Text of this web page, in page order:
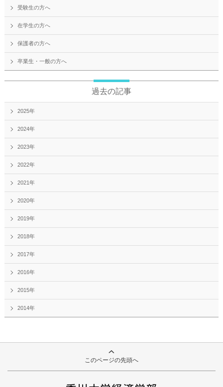
受験生の方へ
在学生の方へ
保護者の方へ
卒業生・一般の方へ
過去の記事
2025年
2024年
2023年
2022年
2021年
2020年
2019年
2018年
2017年
2016年
2015年
2014年
このページの先頭へ